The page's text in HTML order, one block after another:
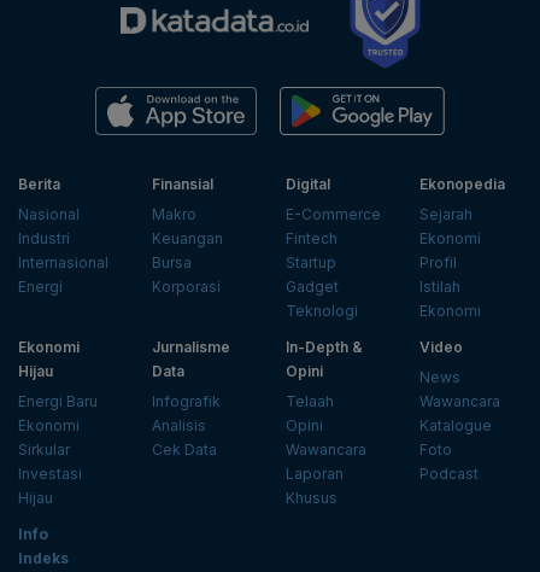
Berita
Nasional
Industri
Internasional
Energi
Finansial
Makro
Keuangan
Bursa
Korporasi
Digital
E-Commerce
Fintech
Startup
Gadget
Teknologi
Ekonopedia
Sejarah
Ekonomi
Profil
Istilah
Ekonomi
Ekonomi
Hijau
Energi Baru
Ekonomi
Sirkular
Investasi
Hijau
Jurnalisme
Data
Infografik
Analisis
Cek Data
In-Depth &
Opini
Telaah
Opini
Wawancara
Laporan
Khusus
Video
News
Wawancara
Katalogue
Foto
Podcast
Info
Indeks